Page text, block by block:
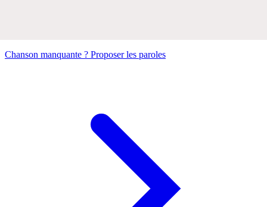
Chanson manquante ? Proposer les paroles